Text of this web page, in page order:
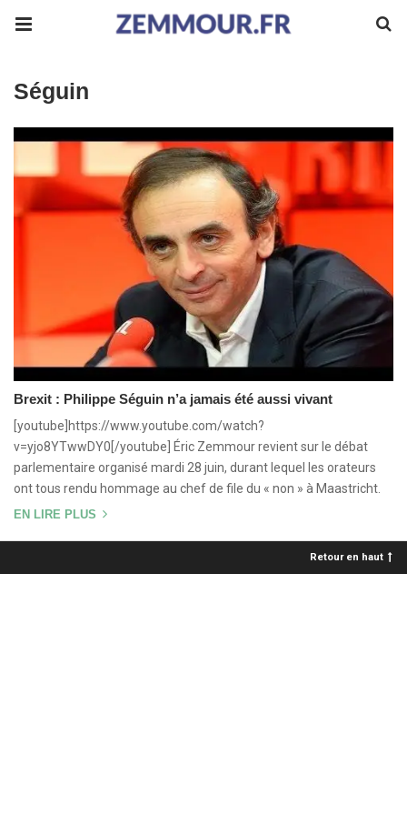
Séguin
Brexit : Philippe Séguin n’a jamais été aussi vivant
[youtube]https://www.youtube.com/watch?
v=yjo8YTwwDY0[/youtube] Éric Zemmour revient sur le débat
parlementaire organisé mardi 28 juin, durant lequel les orateurs
ont tous rendu hommage au chef de file du « non » à Maastricht.
EN LIRE PLUS
Retour en haut